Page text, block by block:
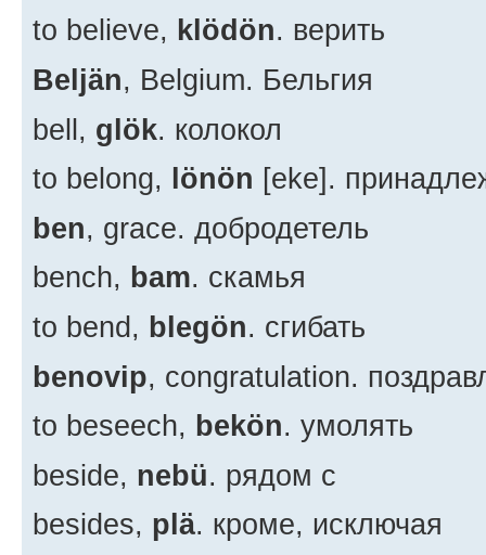
to believe, klödön. верить
Beljän, Belgium. Бельгия
bell, glök. колокол
to belong, lönön [eke].
ben, grace. добродетель
bench, bam. скамья
to bend, blegön. сгибать
benovip, congratulation.
to beseech, bekön. умолять
beside, nebü. рядом с
besides, plä. кроме, исключая